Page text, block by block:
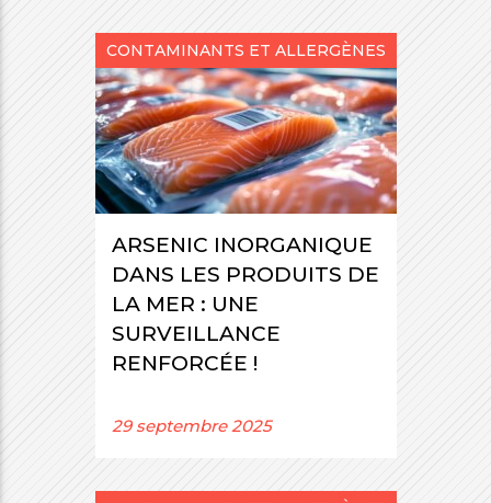
CONTAMINANTS ET ALLERGÈNES
ARSENIC INORGANIQUE
DANS LES PRODUITS DE
LA MER : UNE
SURVEILLANCE
RENFORCÉE !
29 septembre 2025